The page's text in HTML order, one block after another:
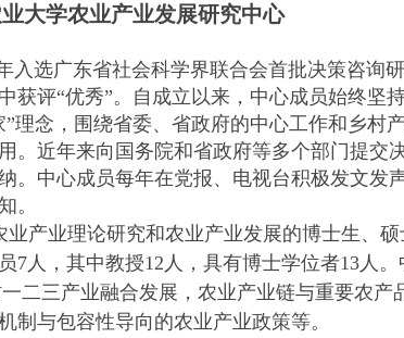
大学农业产业发展研究中心
入选广东省社会科学界联合会首批决策咨询
获评“优秀”。自成立以来，中心成员始终坚
理念，围绕省委、省政府的中心工作和乡村
。近年来向国务院和省政府等多个部门提交
。中心成员每年在党报、电视台积极发文发
。
产业理论研究和农业产业发展的博士生、硕
7 人，其中教授12 人，具有博士学位者13 人。
二三产业融合发展，农业产业链与重要农产
制与包容性导向的农业产业政策等。